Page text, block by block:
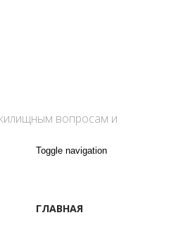
вопросам и
Toggle navigation
ГЛАВНАЯ